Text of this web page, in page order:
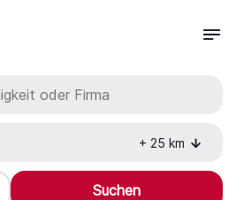
+ 25 km
Suchen